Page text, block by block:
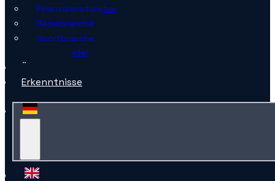
Finanzdienstleister
Reisebranche
Sportbranche
Einzelhandel
Über uns
Erkenntnisse